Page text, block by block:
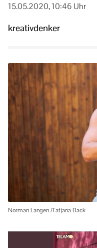
15.05.2020, 10:46 Uhr
kreativdenker
Norman Langen /Tatjana Back